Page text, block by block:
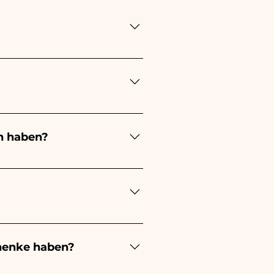
lange! Der Zeitpunkt
stattfindet, kontaktieren
haben?
je nach Art der
wird es weiß sein -
kümmern müssen.
haben?